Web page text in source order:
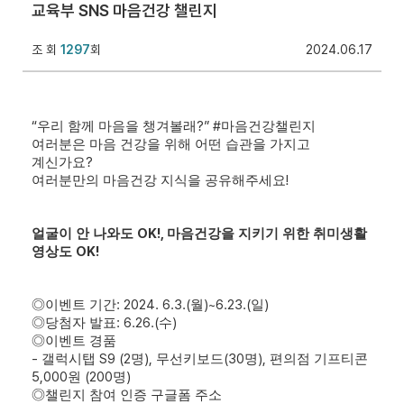
교육부 SNS 마음건강 챌린지
2024.06.17
조 회 1297회
“우리 함께 마음을 챙겨볼래?” #마음건강챌린지
여러분은 마음 건강을 위해 어떤 습관을 가지고
계신가요?
여러분만의 마음건강 지식을 공유해주세요!
얼굴이 안 나와도 OK!, 마음건강을 지키기 위한 취미생활
영상도 OK!
◎이벤트 기간: 2024. 6.3.(월)~6.23.(일)
◎당첨자 발표: 6.26.(수)
◎이벤트 경품
- 갤럭시탭 S9 (2명), 무선키보드(30명), 편의점 기프티콘
5,000원 (200명)
◎챌린지 참여 인증 구글폼 주소